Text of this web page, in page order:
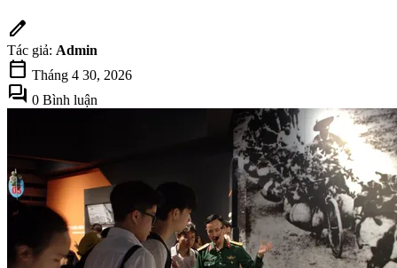
edit
Tác giả: Admin
calendar_today Tháng 4 30, 2026
forum 0 Bình luận